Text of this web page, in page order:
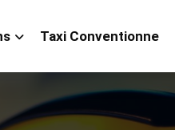
Taxi Conventionne